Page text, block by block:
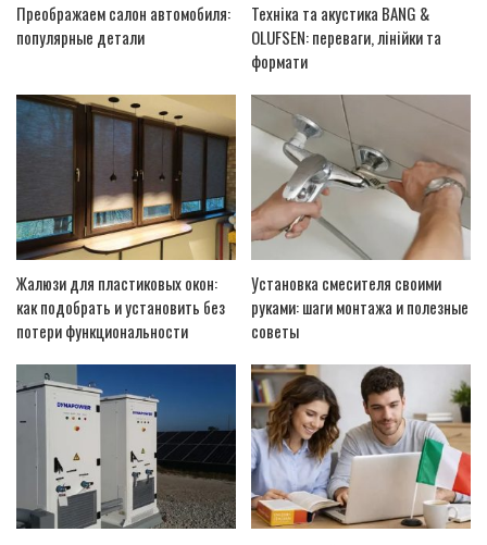
Преображаем салон автомобиля:
популярные детали
Техніка та акустика BANG &
OLUFSEN: переваги, лінійки та
формати
Жалюзи для пластиковых окон:
как подобрать и установить без
потери функциональности
Установка смесителя своими
руками: шаги монтажа и полезные
советы